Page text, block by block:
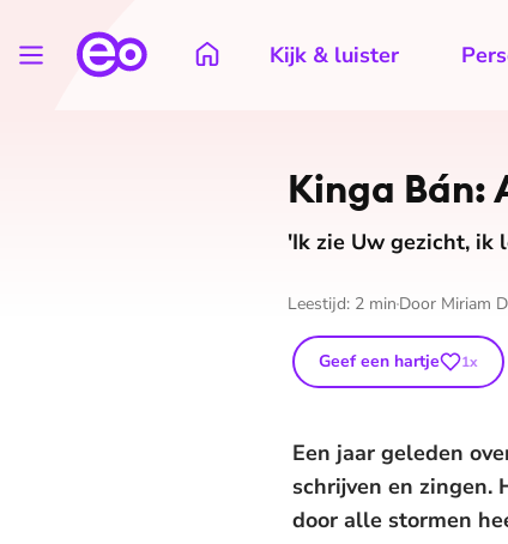
Kijk & luister
Kinga Bán:
'Ik zie Uw gezicht, ik
Leestijd: 2 min Door Miriam
Geef een hartje 1x
Een jaar geleden
schrijven en zingen.
door alle stormen